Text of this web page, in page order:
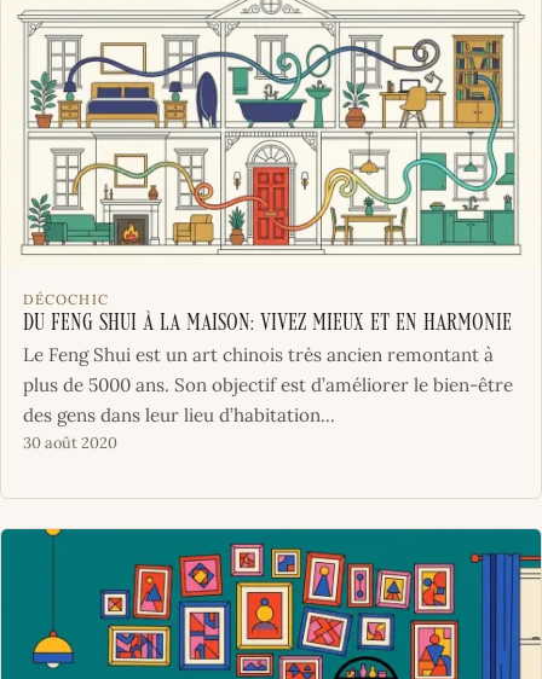
DÉCOCHIC
Du Feng Shui à la maison: vivez mieux et en harmonie
Le Feng Shui est un art chinois très ancien remontant à
plus de 5000 ans. Son objectif est d’améliorer le bien-être
des gens dans leur lieu d’habitation...
30 août 2020